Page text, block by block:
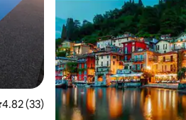
out of 5 average rating, 33 reviews
4.82 (33)